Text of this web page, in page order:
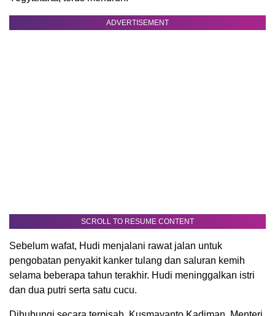
ADVERTISEMENT
SCROLL TO RESUME CONTENT
Sebelum wafat, Hudi menjalani rawat jalan untuk
pengobatan penyakit kanker tulang dan saluran kemih
selama beberapa tahun terakhir. Hudi meninggalkan istri
dan dua putri serta satu cucu.